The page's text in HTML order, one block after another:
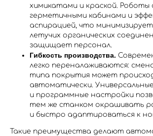
химикатами и краской.
герметичными кабинами и
аспирацией, что
летучих органических
защищает персонал​.
Гибкость производства.
легко переналаживаются:
типа покрытия может
автоматически.
и программные настройки
тем же станком окрашивать
и быстро адаптироваться к
Такие преимущества делают